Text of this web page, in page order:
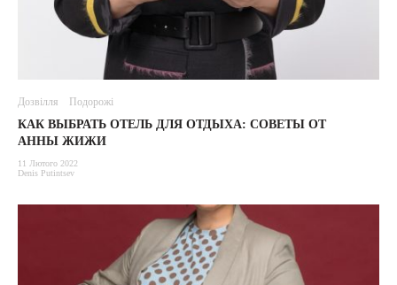
Дозвілля Подорожі
КАК ВЫБРАТЬ ОТЕЛЬ ДЛЯ ОТДЫХА: СОВЕТЫ ОТ
АННЫ ЖИЖИ
11 Лютого 2022
Denis Putintsev